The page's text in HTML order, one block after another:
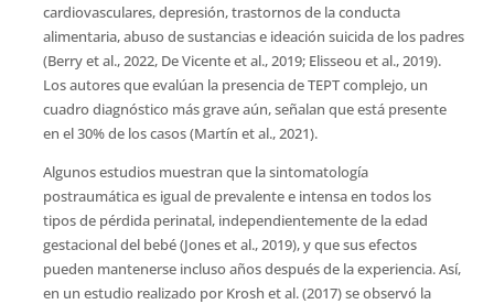
cardiovasculares, depresión, trastornos de la conducta
alimentaria, abuso de sustancias e ideación suicida de los padres
(Berry et al., 2022, De Vicente et al., 2019; Elisseou et al., 2019).
Los autores que evalúan la presencia de TEPT complejo, un
cuadro diagnóstico más grave aún, señalan que está presente
en el 30% de los casos (Martín et al., 2021).
Algunos estudios muestran que la sintomatología
postraumática es igual de prevalente e intensa en todos los
tipos de pérdida perinatal, independientemente de la edad
gestacional del bebé (Jones et al., 2019), y que sus efectos
pueden mantenerse incluso años después de la experiencia. Así,
en un estudio realizado por Krosh et al. (2017) se observó la